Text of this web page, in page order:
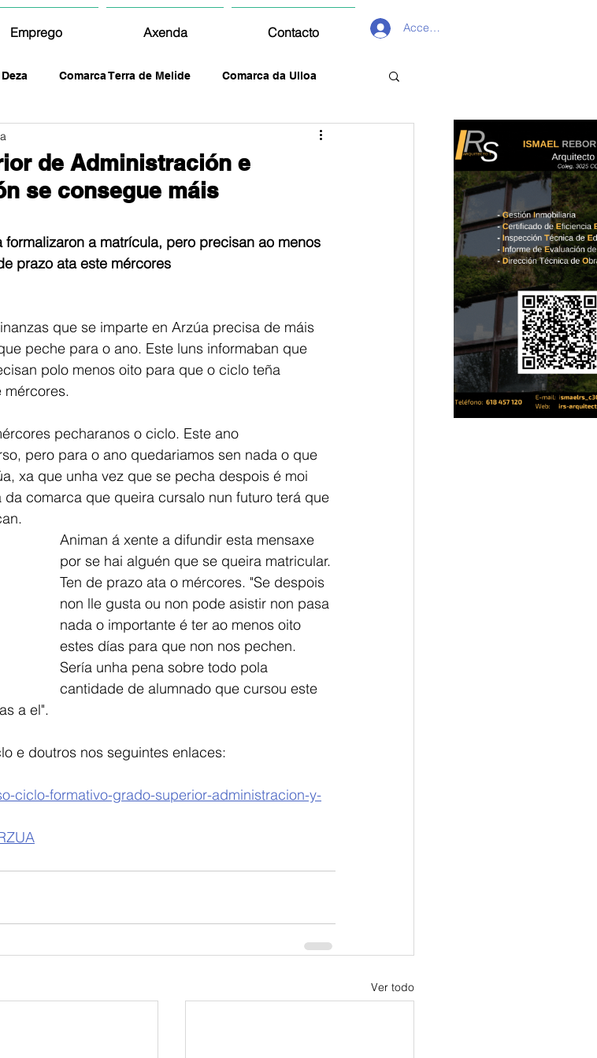
Emprego Axenda Contacto Acceder
Comarca Terra de Melide Comarca da Ulloa
de Administración e
se consegue máis
a matrícula, pero precisan ao menos
prazo ata este mércores
que se imparte en Arzúa precisa de máis
peche para o ano. Este luns informaban que
polo menos oito para que o ciclo teña
mércores.
pecharanos o ciclo. Este ano
pero para o ano quedariamos sen nada o que
xa que unha vez que se pecha despois é moi
comarca que queira cursalo nun futuro terá que
Animan á xente a difundir esta mensaxe
por se hai alguén que se queira matricular.
Ten de prazo ata o mércores. "Se despois
non lle gusta ou non pode asistir non pasa
nada o importante é ter ao menos oito
estes días para que non nos pechen.
Sería unha pena sobre todo pola
cantidade de alumnado que cursou este
a el".
e doutros nos seguintes enlaces:
ciclo-formativo-grado-superior-administracion-y-
Ver todo